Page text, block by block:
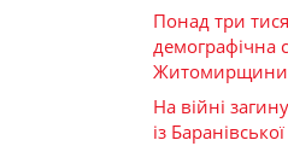
Понад три
демографічна
Житомирщини
На війні
із